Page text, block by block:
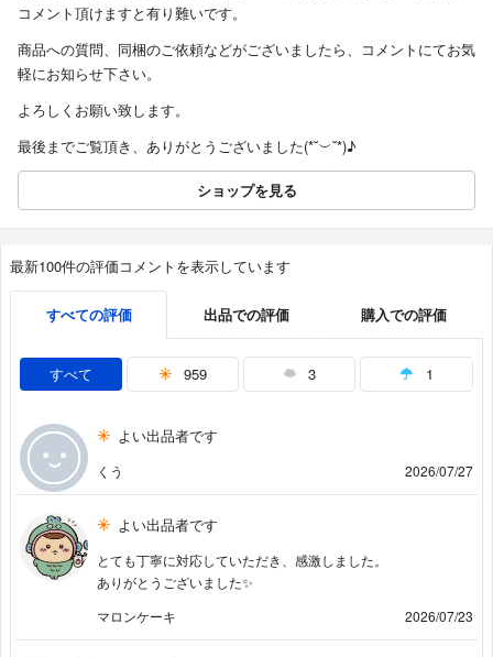
コメント頂けますと有り難いです。
商品への質問、同梱のご依頼などがございましたら、コメントにてお気
軽にお知らせ下さい。
よろしくお願い致します。
最後までご覧頂き、ありがとうございました(⁠*⁠˘⁠︶⁠˘⁠*⁠)⁠♪
ショップを見る
最新100件の評価コメントを表示しています
すべての評価 出品での評価 購入での評価
すべて 959 3 1
よい出品者です
くう 2026/07/27
よい出品者です
とても丁寧に対応していただき、感激しました。
ありがとうございました✨
マロンケーキ
2026/07/23